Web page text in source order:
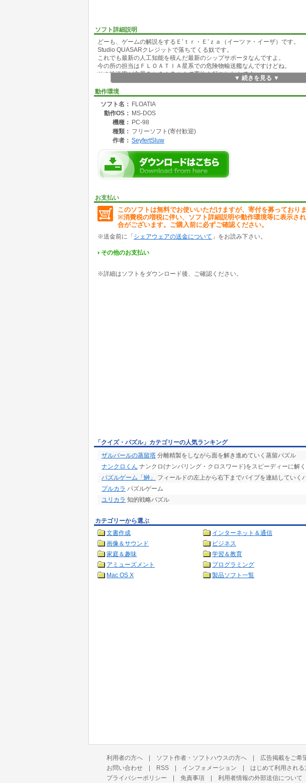
ソフト詳細説明
どーも、ゲームの解説をするＥ’ｔｒ・Ｅ’ｚａ（イーツァ・イーザ）です。
Studio QUASARクレジットで落ちてくる奴です。
これでも最新の人工知能を積んだ最新のシップサポータなんですよ。
今の所の担当はＦＬＯＡＴＩＡ星系での危険物輸送艦なんですけどね。
その輸送艦が主星ＦＬＯＡＴＩＡで事故を起こしたんです。
決して私の責任じゃありません。故意の攻撃を受けたんじゃないかって考え
収されるわけじゃありません。
幸い主星ＦＬＯＡＴＩＡは惑星表面の９０％が水面なんで最悪の事態はま
と大爆発しちゃうんです。
そこで同じ属性のをくっつけて小規模に破壊していってください。
▼ 続きを見る ▼
動作環境
ソフト名： FLOATIA
動作OS： MS-DOS
機種： PC-98
種類： フリーソフト(寄付歓迎)
作者： SeyfertSluw
お支払い
このソフトは無料でお使いいただけますが、寄付を募っておりま
※消費税の増税に伴い、ソフト詳細説明や動作環境等に表示さ
合がございます。ご購入前に必ずご確認ください。
※送金前に「 シェアウェアの送金について 」をお読み下さい。
その他のお支払い
※詳細はソフトをダウンロード後、ご確認ください。
「クイズ・パズル」カテゴリーの人気ランキング
ザルバールの蒸留塔 分離精製をしながら面を解き進めていく蒸留パズル
ナンクロくん ナンクロ(ナンバリング・クロスワード)をスピーディーに解
パズルゲーム「鰰」
フィールドの左上から右下までパイプを連結していく
プルカラ パズルゲーム
ユリカラ 知的戦略パズル
カテゴリーから選ぶ
文書作成
インターネット＆通信
画像＆サウンド
ビジネス
家庭＆趣味
学習＆教育
アミューズメント
プログラミング
Mac OS X
製品ソフト一覧
利用者の方へ | ソフト作者・ソフトハウスの方へ | 広告掲載をご希
お問い合わせ | RSS | インフォメーション | はじめて利用される
プライバシーポリシー | 免責事項 | 利用者情報の外部送信について